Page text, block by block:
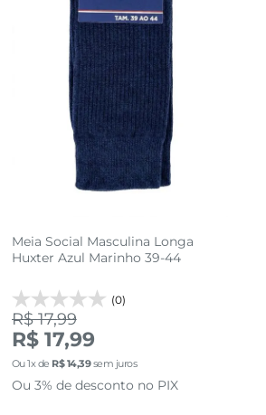
Meia Social Masculina Longa
Huxter Azul Marinho 39-44
(0)
R$ 17,99
R$ 17,99
Ou1x de R$14,39sem juros
Ou 3% de desconto no PIX
adicionar a sacola